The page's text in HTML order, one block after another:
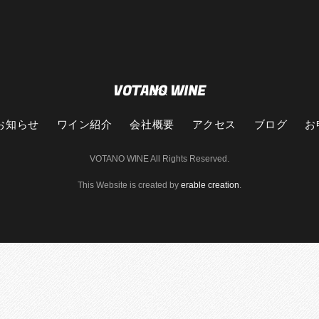
Back
Top
VOTANO WINE
知らせ ワイン紹介 会社概要 アクセス ブログ お
VOTANO WINE All Rights Reserved.
This Website is created by erable creation.